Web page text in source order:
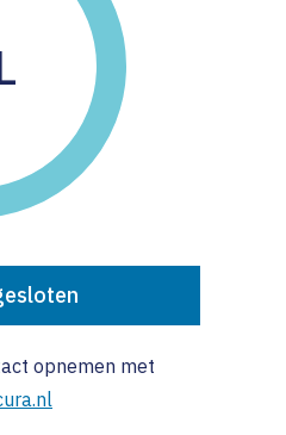
opnemen met